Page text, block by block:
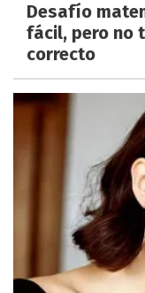
Desafío
fácil, pero no
correcto